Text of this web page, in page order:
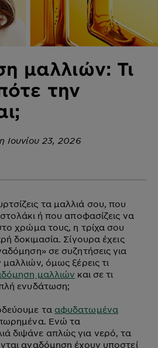
μαλλιών: Τι
την
Ιουνίου 23, 2026
τα μαλλιά σου, που
ή που αποφασίζεις να
χρώμα τους, η τρίχα σου
δοκιμασία. Σίγουρα έχεις
σε συζητήσεις για
όμως ξέρεις τι
μαλλιών και σε τι
ενυδάτωση;
τα αφυδατωμένα
Ενώ τα
διψάνε απλώς για νερό, τα
αναδόμηση έχουν υποστεί